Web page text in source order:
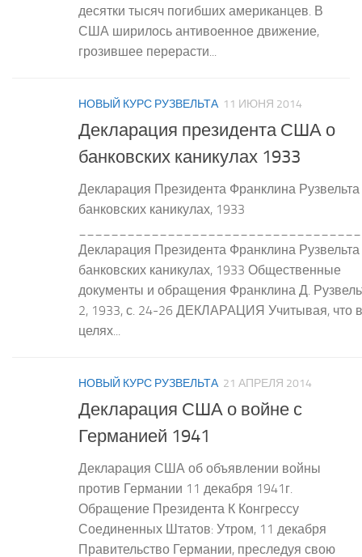
десятки тысяч погибших американцев. В
США ширилось антивоенное движение,
грозившее перерасти...
НОВЫЙ КУРС РУЗВЕЛЬТА 11 ИЮНЯ 2014
Декларация президента США о
банковских каникулах 1933
Декларация Президента Франклина Рузвельта
банковских каникулах, 1933
Декларация Президента Франклина Рузвельта
банковских каникулах, 1933 Общественные
документы и обращения Франклина Д.
2, 1933, с. 24-26 ДЕКЛАРАЦИЯ Учитывая, что в
целях...
НОВЫЙ КУРС РУЗВЕЛЬТА 21 АПРЕЛЯ 2014
Декларация США о войне с
Германией 1941
Декларация США об объявлении войны
против Германии 11 декабря 1941г.
Обращение Президента К Конгрессу
Соединенных Штатов: Утром, 11 декабря
Правительство Германии, преследуя свою